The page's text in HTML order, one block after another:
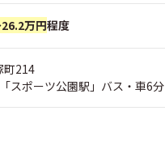
万円程度
町214
スポーツ公園駅」バス・車6分